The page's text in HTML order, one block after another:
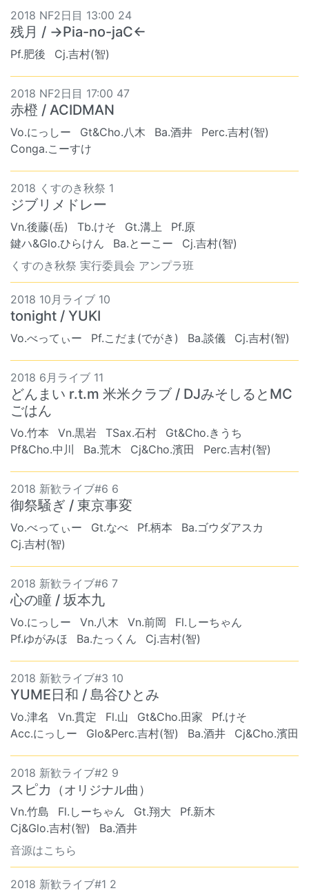
2018 NF2日目 13:00 24
残月 / →Pia-no-jaC←
Pf.肥後 Cj.吉村(智)
2018 NF2日目 17:00 47
赤橙 / ACIDMAN
Vo.にっしー Gt&Cho.八木 Ba.酒井
Perc.吉村(智)
Conga.こーすけ
2018 くすのき秋祭 1
ジブリメドレー
Vn.後藤(岳) Tb.けそ Gt.溝上
Pf.原
鍵ハ&Glo.ひらけん
Ba.とーこー
Cj.吉村(智)
くすのき秋祭 実行委員会 アンプラ班
2018 10月ライブ 10
tonight / YUKI
Vo.べってぃー Pf.こだま(でがき) Ba.談儀 Cj.吉村(智)
2018 6月ライブ 11
どんまい r.t.m 米米クラブ / DJみそしるとMC
ごはん
Vo.竹本 Vn.黒岩 TSax.石村
Gt&Cho.きうち
Pf&Cho.中川
Ba.荒木 Cj&Cho.濱田 Perc.吉村(智)
2018 新歓ライブ#6 6
御祭騒ぎ / 東京事変
Vo.べってぃー Gt.なべ Pf.柄本
Ba.ゴウダアスカ
Cj.吉村(智)
2018 新歓ライブ#6 7
心の瞳 / 坂本九
Vo.にっしー Vn.八木 Vn.前岡
Fl.しーちゃん
Pf.ゆがみほ
Ba.たっくん Cj.吉村(智)
2018 新歓ライブ#3 10
YUME日和 / 島谷ひとみ
Vo.津名 Vn.貫定 Fl.山 Gt&Cho.田家
Pf.けそ
Acc.にっしー
Glo&Perc.吉村(智) Ba.酒井 Cj&Cho.濱田
2018 新歓ライブ#2 9
スピカ （オリジナル曲）
Vn.竹島 Fl.しーちゃん Gt.翔大
Pf.新木
Cj&Glo.吉村(智)
Ba.酒井
音源はこちら
2018 新歓ライブ#1 2